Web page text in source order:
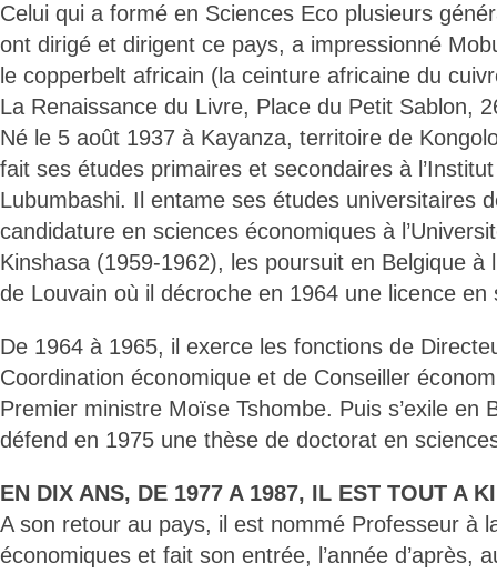
Celui qui a formé en Sciences Eco plusieurs
ont dirigé et dirigent ce pays, a impressionné
le copperbelt africain (la ceinture africaine du
La Renaissance du Livre, Place du Petit Sablon,
Né le 5 août 1937 à Kayanza, territoire de
fait ses études primaires et secondaires à
Lubumbashi. Il entame ses études universitaires
candidature en sciences économiques à
Kinshasa (1959-1962), les poursuit en Belgique à
de Louvain où il décroche en 1964 une licence en
De 1964 à 1965, il exerce les fonctions de
Coordination économique et de Conseiller
Premier ministre Moïse Tshombe. Puis s’exile en
défend en 1975 une thèse de doctorat en
EN DIX ANS, DE 1977 A 1987, IL EST TOUT A
A son retour au pays, il est nommé Professeur à
économiques et fait son entrée, l’année d’après,